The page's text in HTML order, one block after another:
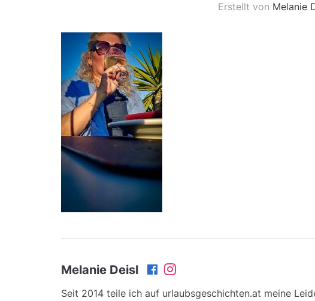
Erstellt von Melanie
Melanie Deisl
Seit 2014 teile ich auf urlaubsgeschichten.at meine